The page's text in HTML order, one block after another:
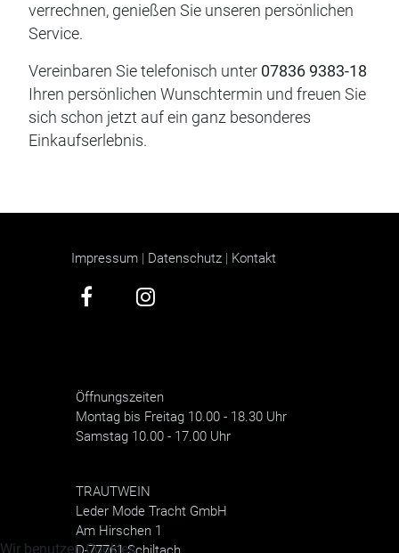
verrechnen, genießen Sie unseren persönlichen
Service.
Vereinbaren Sie telefonisch unter 07836 9383-18
Ihren persönlichen Wunschtermin und freuen Sie
sich schon jetzt auf ein ganz besonderes
Einkaufserlebnis.
Impressum | Datenschutz | Kontakt
Öffnungszeiten
Montag bis Freitag 10.00 - 18.30 Uhr
Samstag 10.00 - 17.00 Uhr
TRAUTWEIN
Leder Mode Tracht GmbH
Am Hirschen 1
Wir benutzen Cookies